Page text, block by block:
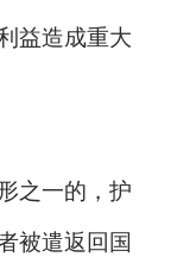
益造成重大
之一的，护
被遣返回国